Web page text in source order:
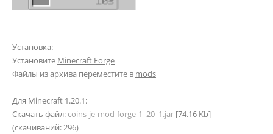
Установка:
Установите Minecraft Forge
Файлы из архива переместите в mods
Для Minecraft 1.20.1:
Скачать файл: coins-je-mod-forge-1_20_1.jar
(cкачиваний: 296)